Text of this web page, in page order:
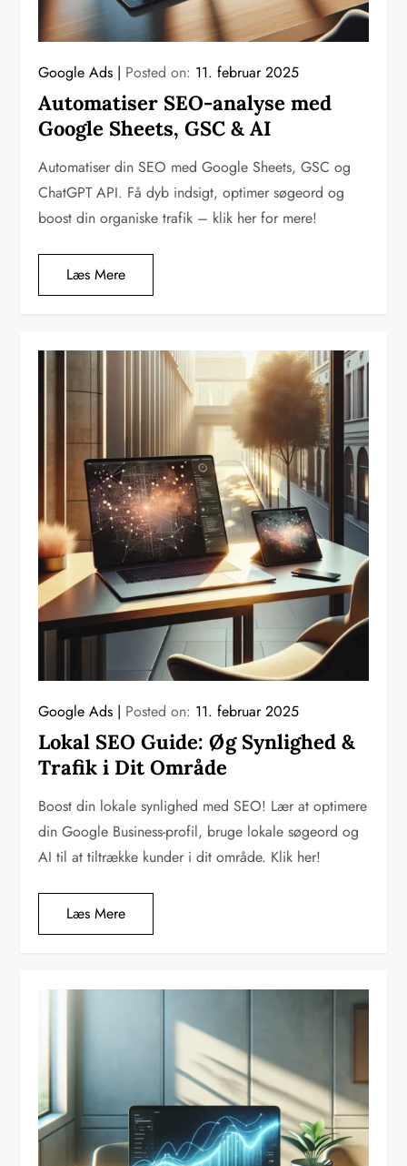
Google Ads Posted on: 11. februar 2025
Automatiser SEO-analyse med
Google Sheets, GSC & AI
Automatiser din SEO med Google Sheets, GSC og
ChatGPT API. Få dyb indsigt, optimer søgeord og
boost din organiske trafik – klik her for mere!
Læs Mere
Google Ads Posted on: 11. februar 2025
Lokal SEO Guide: Øg Synlighed &
Trafik i Dit Område
Boost din lokale synlighed med SEO! Lær at optimere
din Google Business-profil, bruge lokale søgeord og
AI til at tiltrække kunder i dit område. Klik her!
Læs Mere